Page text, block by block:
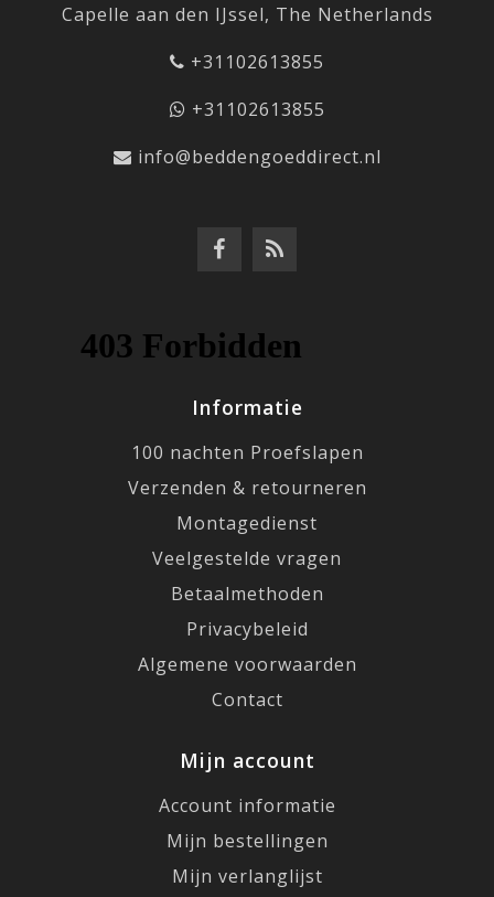
Capelle aan den IJssel, The Netherlands
+31102613855
+31102613855
info@beddengoeddirect.nl
Informatie
100 nachten Proefslapen
Verzenden & retourneren
Montagedienst
Veelgestelde vragen
Betaalmethoden
Privacybeleid
Algemene voorwaarden
Contact
Mijn account
Account informatie
Mijn bestellingen
Mijn verlanglijst